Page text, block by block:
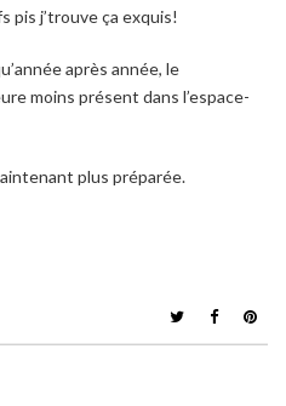
pis j’trouve ça exquis!
après année, le
moins présent dans l’espace-
plus préparée.